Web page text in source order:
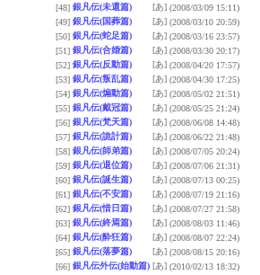
[48] 銀凡伝(未還篇) [あ] (2008/03/09 15:11)
[49] 銀凡伝(国葬篇) [あ] (2008/03/10 20:59)
[50] 銀凡伝(蛇足篇) [あ] (2008/03/16 23:57)
[51] 銀凡伝(合婚篇) [あ] (2008/03/30 20:17)
[52] 銀凡伝(反動篇) [あ] (2008/04/20 17:57)
[53] 銀凡伝(叛乱篇) [あ] (2008/04/30 17:25)
[54] 銀凡伝(煽動篇) [あ] (2008/05/02 21:51)
[55] 銀凡伝(戴冠篇) [あ] (2008/05/25 21:24)
[56] 銀凡伝(梵天篇) [あ] (2008/06/08 14:48)
[57] 銀凡伝(詭計篇) [あ] (2008/06/22 21:48)
[58] 銀凡伝(師弟篇) [あ] (2008/07/05 20:24)
[59] 銀凡伝(退位篇) [あ] (2008/07/06 21:31)
[60] 銀凡伝(誕生篇) [あ] (2008/07/13 00:25)
[61] 銀凡伝(不安篇) [あ] (2008/07/19 21:16)
[62] 銀凡伝(惜日篇) [あ] (2008/07/27 21:58)
[63] 銀凡伝(終焉篇) [あ] (2008/08/03 11:46)
[64] 銀凡伝(酔狂篇) [あ] (2008/08/07 22:24)
[65] 銀凡伝(落夢篇) [あ] (2008/08/15 20:16)
[66] 銀凡伝外伝(始動篇) [あ] (2010/02/13 18:32)